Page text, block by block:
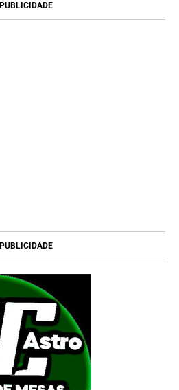
PUBLICIDADE
PUBLICIDADE